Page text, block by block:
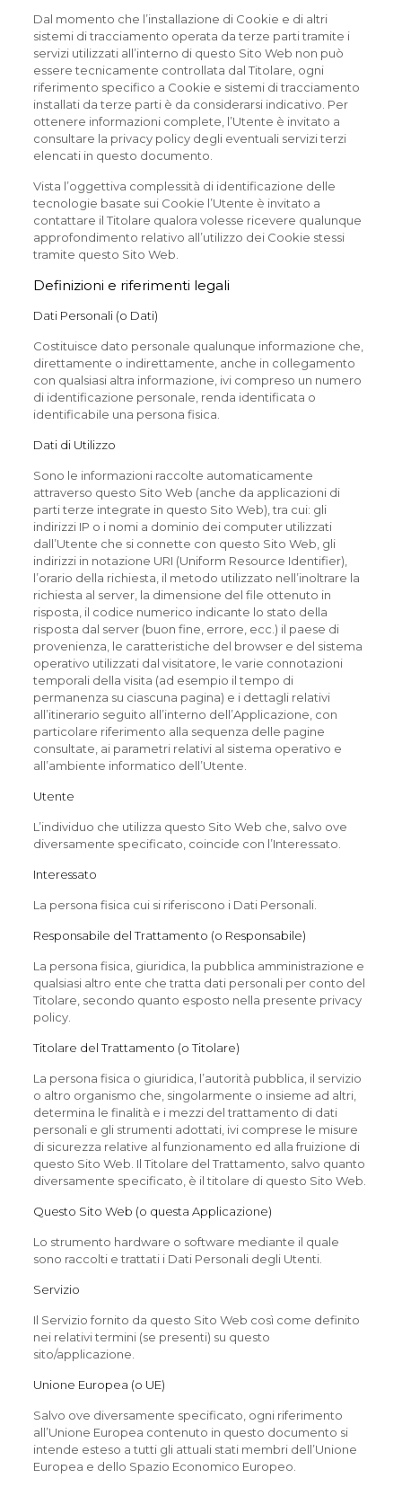
Dal momento che l’installazione di Cookie e di altri
sistemi di tracciamento operata da terze parti tramite i
servizi utilizzati all’interno di questo Sito Web non può
essere tecnicamente controllata dal Titolare, ogni
riferimento specifico a Cookie e sistemi di tracciamento
installati da terze parti è da considerarsi indicativo. Per
ottenere informazioni complete, l’Utente è invitato a
consultare la privacy policy degli eventuali servizi terzi
elencati in questo documento.
Vista l’oggettiva complessità di identificazione delle
tecnologie basate sui Cookie l’Utente è invitato a
contattare il Titolare qualora volesse ricevere qualunque
approfondimento relativo all’utilizzo dei Cookie stessi
tramite questo Sito Web.
Definizioni e riferimenti legali
Dati Personali (o Dati)
Costituisce dato personale qualunque informazione che,
direttamente o indirettamente, anche in collegamento
con qualsiasi altra informazione, ivi compreso un numero
di identificazione personale, renda identificata o
identificabile una persona fisica.
Dati di Utilizzo
Sono le informazioni raccolte automaticamente
attraverso questo Sito Web (anche da applicazioni di
parti terze integrate in questo Sito Web), tra cui: gli
indirizzi IP o i nomi a dominio dei computer utilizzati
dall’Utente che si connette con questo Sito Web, gli
indirizzi in notazione URI (Uniform Resource Identifier),
l’orario della richiesta, il metodo utilizzato nell’inoltrare la
richiesta al server, la dimensione del file ottenuto in
risposta, il codice numerico indicante lo stato della
risposta dal server (buon fine, errore, ecc.) il paese di
provenienza, le caratteristiche del browser e del sistema
operativo utilizzati dal visitatore, le varie connotazioni
temporali della visita (ad esempio il tempo di
permanenza su ciascuna pagina) e i dettagli relativi
all’itinerario seguito all’interno dell’Applicazione, con
particolare riferimento alla sequenza delle pagine
consultate, ai parametri relativi al sistema operativo e
all’ambiente informatico dell’Utente.
Utente
L’individuo che utilizza questo Sito Web che, salvo ove
diversamente specificato, coincide con l’Interessato.
Interessato
La persona fisica cui si riferiscono i Dati Personali.
Responsabile del Trattamento (o Responsabile)
La persona fisica, giuridica, la pubblica amministrazione e
qualsiasi altro ente che tratta dati personali per conto del
Titolare, secondo quanto esposto nella presente privacy
policy.
Titolare del Trattamento (o Titolare)
La persona fisica o giuridica, l’autorità pubblica, il servizio
o altro organismo che, singolarmente o insieme ad altri,
determina le finalità e i mezzi del trattamento di dati
personali e gli strumenti adottati, ivi comprese le misure
di sicurezza relative al funzionamento ed alla fruizione di
questo Sito Web. Il Titolare del Trattamento, salvo quanto
diversamente specificato, è il titolare di questo Sito Web.
Questo Sito Web (o questa Applicazione)
Lo strumento hardware o software mediante il quale
sono raccolti e trattati i Dati Personali degli Utenti.
Servizio
Il Servizio fornito da questo Sito Web così come definito
nei relativi termini (se presenti) su questo
sito/applicazione.
Unione Europea (o UE)
Salvo ove diversamente specificato, ogni riferimento
all’Unione Europea contenuto in questo documento si
intende esteso a tutti gli attuali stati membri dell’Unione
Europea e dello Spazio Economico Europeo.